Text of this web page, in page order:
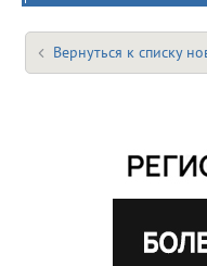
Вернуться к списку